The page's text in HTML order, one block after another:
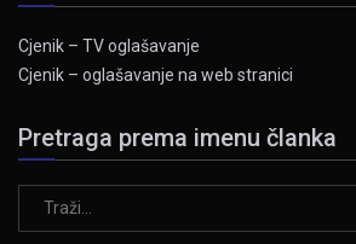
Cjenik – TV oglašavanje
Cjenik – oglašavanje na web stranici
Pretraga prema imenu članka